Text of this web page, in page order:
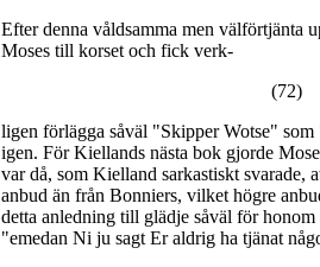
Efter denna våldsamma men välförtjänta
Moses till korset och fick verk-
(72)
ligen förlägga såväl "Skipper Wotse"
igen. För Kiellands nästa bok gjorde
var då, som Kielland sarkastiskt svarade,
anbud än från Bonniers, vilket högre
detta anledning till glädje såväl för
"emedan Ni ju sagt Er aldrig ha tjänat